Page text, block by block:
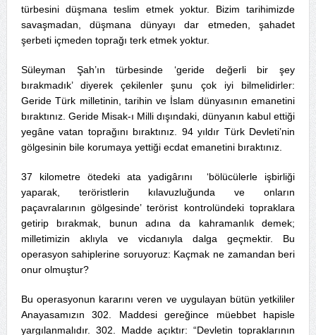
türbesini düşmana teslim etmek yoktur. Bizim tarihimizde
savaşmadan, düşmana dünyayı dar etmeden, şahadet
şerbeti içmeden toprağı terk etmek yoktur.
Süleyman Şah’ın türbesinde ‘geride değerli bir şey
bırakmadık’ diyerek çekilenler şunu çok iyi bilmelidirler:
Geride Türk milletinin, tarihin ve İslam dünyasının emanetini
bıraktınız. Geride Misak-ı Milli dışındaki, dünyanın kabul ettiği
yegâne vatan toprağını bıraktınız. 94 yıldır Türk Devleti’nin
gölgesinin bile korumaya yettiği ecdat emanetini bıraktınız.
37 kilometre ötedeki ata yadigârını ‘bölücülerle işbirliği
yaparak, teröristlerin kılavuzluğunda ve onların
paçavralarının gölgesinde’ terörist kontrolündeki topraklara
getirip bırakmak, bunun adına da kahramanlık demek;
milletimizin aklıyla ve vicdanıyla dalga geçmektir. Bu
operasyon sahiplerine soruyoruz: Kaçmak ne zamandan beri
onur olmuştur?
Bu operasyonun kararını veren ve uygulayan bütün yetkililer
Anayasamızın 302. Maddesi gereğince müebbet hapisle
yargılanmalıdır. 302. Madde açıktır: “Devletin topraklarının